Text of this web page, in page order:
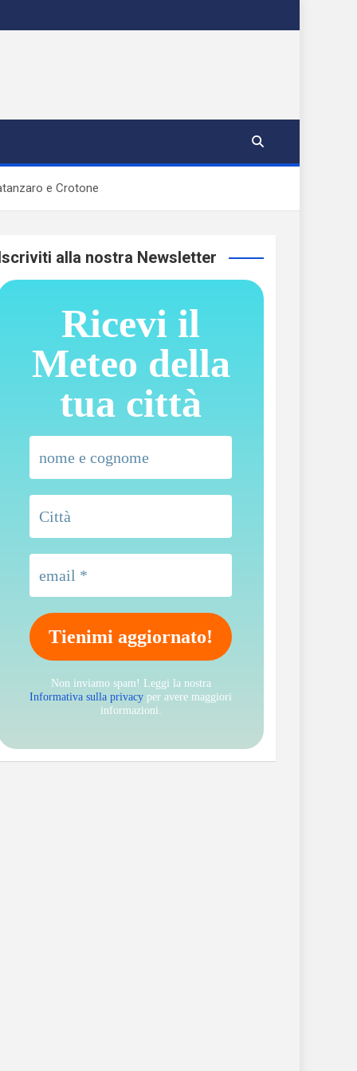
e Crotone
alla nostra Newsletter
Ricevi il
Meteo della
tua città
Non inviamo spam! Leggi la nostra
Informativa sulla privacy per avere maggiori
informazioni.